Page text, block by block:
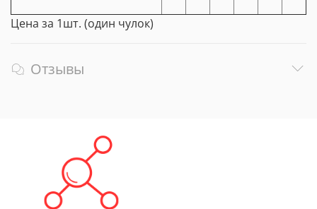
Цена за 1шт. (один чулок)
Отзывы